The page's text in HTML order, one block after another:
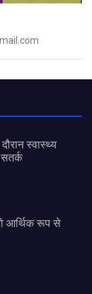
स्वास्थ्य
आर्थिक रूप से